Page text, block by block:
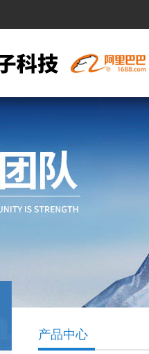
产品中心